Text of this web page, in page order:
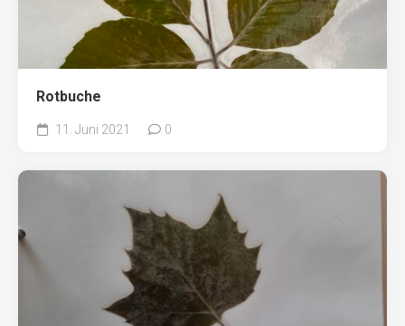
Rotbuche
11. Juni 2021 0